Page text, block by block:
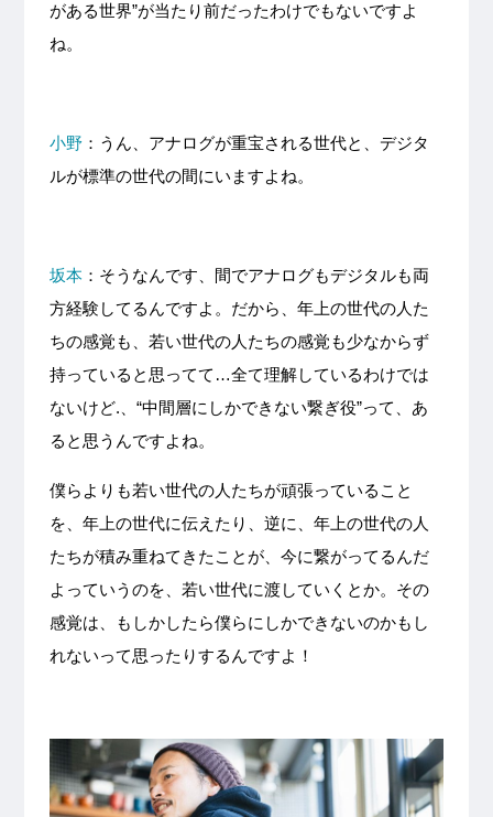
がある世界”が当たり前だったわけでもないですよ
ね。
小野：うん、アナログが重宝される世代と、デジタ
ルが標準の世代の間にいますよね。
坂本：そうなんです、間でアナログもデジタルも両
方経験してるんですよ。だから、年上の世代の人た
ちの感覚も、若い世代の人たちの感覚も少なからず
持っていると思ってて…全て理解しているわけでは
ないけど.、“中間層にしかできない繋ぎ役”って、あ
ると思うんですよね。
僕らよりも若い世代の人たちが頑張っていること
を、年上の世代に伝えたり、逆に、年上の世代の人
たちが積み重ねてきたことが、今に繋がってるんだ
よっていうのを、若い世代に渡していくとか。その
感覚は、もしかしたら僕らにしかできないのかもし
れないって思ったりするんですよ！